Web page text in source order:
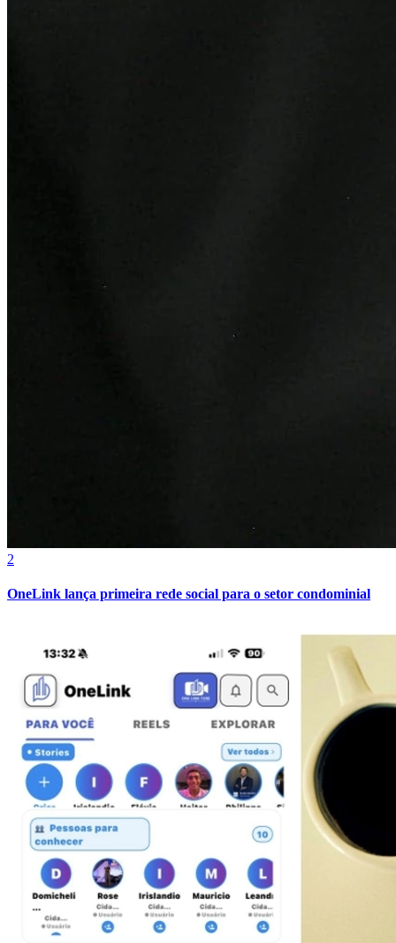
Cruzeiro
2
OneLink lança primeira rede social para o setor condominial